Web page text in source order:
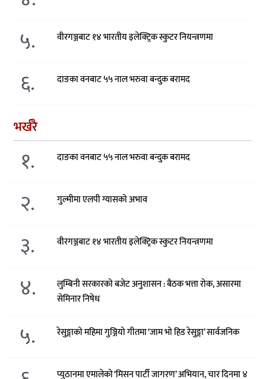
५. वीरगञ्जबाट १४ भारतीय इलेक्ट्रिक स्कुटर नियन्त्रणमा
६. दाङका वनबाट ५५ नाल भरुवा बन्दुक बरामद
भर्खरै
१. दाङका वनबाट ५५ नाल भरुवा बन्दुक बरामद
२. गुल्मीमा एलपी ग्यासको अभाव
३. वीरगञ्जबाट १४ भारतीय इलेक्ट्रिक स्कुटर नियन्त्रणमा
४.
लुम्बिनी सरकारको बजेट अनुशासन : बैठक भत्ता रोक, असारमा
सेमिनार निषेध
५. रेसुङ्गाको महिमा गुञ्जियो गीतमा ‘जाम भो हिड रेसुङ्गा’ सार्वजनिक
प्युठानमा एमालेको ‘मिसन पार्टी जागरण’ अभियान, चार दिनमा ४